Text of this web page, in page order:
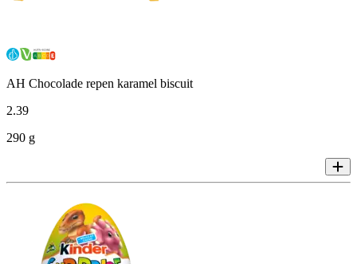
AH Chocolade repen karamel biscuit
2.39
290 g